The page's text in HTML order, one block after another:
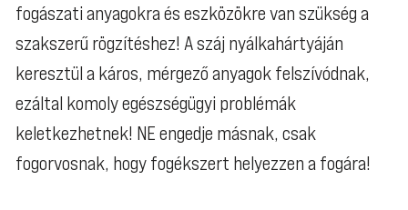
fogászati anyagokra és eszközökre van szükség a
szakszerű rögzítéshez! A száj nyálkahártyáján
keresztül a káros, mérgező anyagok felszívódnak,
ezáltal komoly egészségügyi problémák
keletkezhetnek! NE engedje másnak, csak
fogorvosnak, hogy fogékszert helyezzen a fogára!